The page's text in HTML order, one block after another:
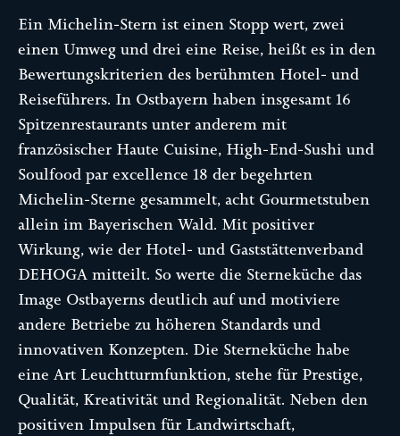
Ein Michelin-Stern ist einen Stopp wert, zwei
einen Umweg und drei eine Reise, heißt es in den
Bewertungskriterien des berühmten Hotel- und
Reiseführers. In Ostbayern haben insgesamt 16
Spitzenrestaurants unter anderem mit
französischer Haute Cuisine, High-End-Sushi und
Soulfood par excellence 18 der begehrten
Michelin-Sterne gesammelt, acht Gourmetstuben
allein im Bayerischen Wald. Mit positiver
Wirkung, wie der Hotel- und Gaststättenverband
DEHOGA mitteilt. So werte die Sterneküche das
Image Ostbayerns deutlich auf und motiviere
andere Betriebe zu höheren Standards und
innovativen Konzepten. Die Sterneküche habe
eine Art Leuchtturmfunktion, stehe für Prestige,
Qualität, Kreativität und Regionalität. Neben den
positiven Impulsen für Landwirtschaft,